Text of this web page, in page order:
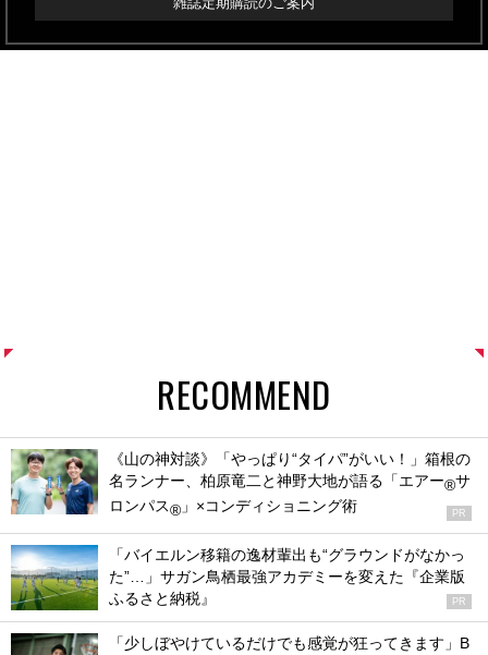
RECOMMEND
《山の神対談》「やっぱり“タイパ”がいい！」箱根の
名ランナー、柏原竜二と神野大地が語る「エアー®サ
ロンパス® 」×コンディショニング術 PR
「バイエルン移籍の逸材輩出も“グラウンドがなかっ
た”…」サガン鳥栖最強アカデミーを変えた『企業版
ふるさと納税』
PR
「少しぼやけているだけでも感覚が狂ってきます」B